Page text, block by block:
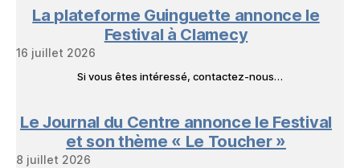
La plateforme Guinguette annonce le
Festival à Clamecy
16 juillet 2026
Si vous êtes intéressé, contactez-nous…
Le Journal du Centre annonce le Festival
et son thème « Le Toucher »
8 juillet 2026